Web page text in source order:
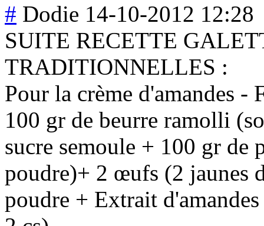
# Dodie 14-10-2012 12:28
SUITE RECETTE
TRADITIONNELLES :
Pour la crème d'amandes -
100 gr de beurre ramolli
sucre semoule + 100 gr de
poudre)+ 2 œufs (2 jaunes
poudre + Extrait